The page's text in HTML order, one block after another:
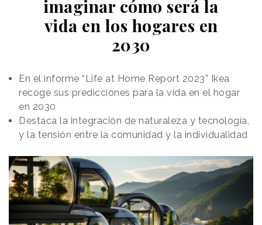
imaginar cómo será la
vida en los hogares en
2030
En el informe “Life at Home Report 2023” Ikea
recoge sus predicciones para la vida en el hogar
en 2030
Destaca la integración de naturaleza y tecnología,
y la tensión entre la comunidad y la individualidad